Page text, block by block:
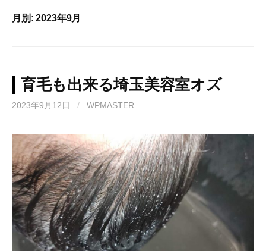
月別: 2023年9月
育毛も出来る埼玉美容室オズ
2023年9月12日 / WPMASTER